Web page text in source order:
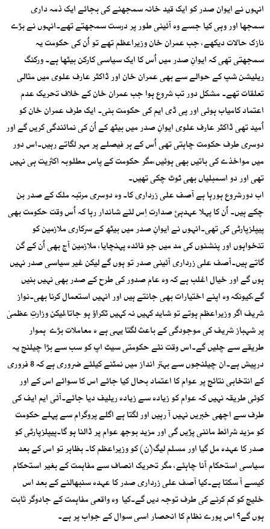
انہوں نے ایوان صدر کو ایک قید خانہ سمجھنے کی بجائے ایک ذمہ داری
سمجھا اور وہی کیا جسے وہ آئینی طور پر درست سمجھتے تھے۔انہوں نے بڑے
نازک حالات دیکھے، جب عمران خان وزیراعظم تھے تو اُن کی حکومت یہ
سمجھتی تھی کہ ایوانِ صدر میں اُس کا ایک سیاسی کارکن بیٹھا ہے۔ ورکنگ
ریلیشن شپ کے حوالے سے بھی عمران خان اور ڈاکٹر عارف علوی میں مثالی
تعلقات تھے۔ مشکل دور تب شروع ہوا جب عمران خان کے خلاف تحریک عدم
اعتماد کامیاب ہوئی اور پی ڈی ایم کی حکومت بنی۔ ایک طرف عمران خان کو
اُمید تھی ڈاکٹر عارف علوی ایوانِ صدر میں بیٹھ کے اُن کی نمائندگی کریں گے اور
دوسری طرف حکومت چاہتی تھی اُس کے ہر فیصلے پر مہر لگاتے رہیں۔اس دور
میں مواخذے کی باتیں بھی ہوئیں،مگر حکومت کے پاس مطلوبہ اکثریت ہی نہیں
تھی اور دو اسمبلیاں بھی ٹوٹ چکی تھیں۔
اب دورشروع ہورہا ہے آصف علی زرداری کا۔ وہ دوسری مرتبہ ملک کے صدر بن
چکے ہیں۔ اُن کا پہلا عہدہئ صدارت اِس لئے شاندار رہا کہ اُس وقت حکومت بھی
پیپلزپارٹی کی تھی۔انہوں نے ایوانِ صدر میں بیٹھ کے سرکاری ملازمین کو
تنخواہوں اور پنشنوں کی مد میں جو فائدہ پہنچایا، ملازمین آج بھی اُن کے گن
گاتے ہیں۔آصف علی زرداری آئینی صدر تو ہوں گے لیکن غیر سیاسی صدر نہیں
ہوں گے اور خیال اغلب ہے کہ وہ عام صدور کی طرح کے صدر بھی نہیں بنیں
گے،کیونکہ وہ اپنے اختیارات بھی جانتے ہیں اور انہیں استعمال کرنا بھی۔نواز
شریف اگر وزیراعظم ہوتے تو شاید کہیں نہ کہیں ٹکراؤ ہو جاتا،لیکن وزارتِ عظمیٰ
پر شہباز شریف کی موجودگی کے باعث لگتا یہی ہے ہ معاملات بڑے ہموار
طریقے سے چلیں گے۔اس وقت نئے حکومتی سیٹ اپ کو سب سے بڑا چیلنج یہ
درپیش ہے۔ان چیلنجوں سے بہتر انداز میں نمٹنے کیلئے ضروری ہے کہ 8 فروری
کے انتخابی نتائج پر عوام کا اعتماد بحال کیا جائے اس کا سوائے اس کے اور
کوئی طریقہ نہیں کہ عوام کو زیادہ سے زیادہ ریلیف دیا جائے۔آئی ایم ایف کی
طرف سے اچھی خبریں نہیں آ رہیں اور لگتا ہے اگلے پروگرام سے پہلے حکومت
کو مزید شرائط ماننی پڑیں گی اور مزید بوجھ عوام پر ڈالنا ہو گا۔پیپلزپارٹی کو
صدر کا عہدہ مل گیا اور مسلم لیگ(ن) کو وزیراعظم کا۔ بظاہر تو اس کے بعد
سیاسی استحکام آنا چاہئے، مگر تحریک انصاف سے مفاہمت کے بغیر استحکام
کیسے آ سکتا ہے۔کیا آصف علی زرداری صدر کا عہدہ سنبھالنے کے بعد اس
خلیج کو کم کرنے کی طرف توجہ دیں گے۔کیا وہ واقعی مفاہمت کے جادوگر ثابت
ہوں گے؟ اس پورے نظام کا انحصار اسی سوال کے جواب پر ہے۔